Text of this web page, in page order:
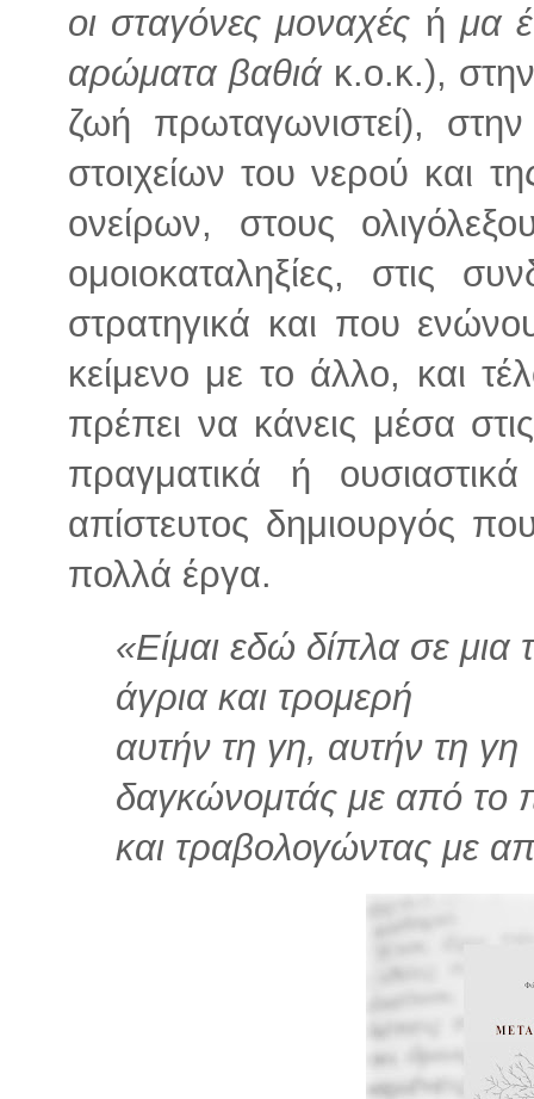
οι σταγόνες μοναχές ή μα
αρώματα βαθιά κ.ο.κ.),
ζωή πρωταγωνιστεί),
στοιχείων του νερού και
ονείρων, στους
ομοιοκαταληξίες, στις
στρατηγικά και που
κείμενο με το άλλο, και
πρέπει να κάνεις μέσα
πραγματικά ή
απίστευτος δημιουργός
πολλά έργα.
«Είμαι εδώ δίπλα σε μια
άγρια και τρομερή
αυτήν τη γη, αυτήν τη γη
δαγκώνομτάς με από το
και τραβολογώντας με